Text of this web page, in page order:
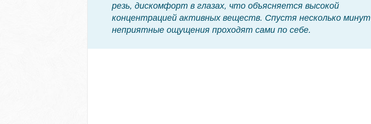
резь, дискомфорт в глазах, что объясняется высокой
концентрацией активных веществ. Спустя несколько минут
неприятные ощущения проходят сами по себе.